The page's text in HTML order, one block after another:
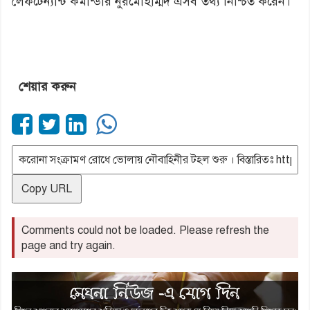
শেয়ার করুন
Copy URL
Comments could not be loaded. Please refresh the
page and try again.